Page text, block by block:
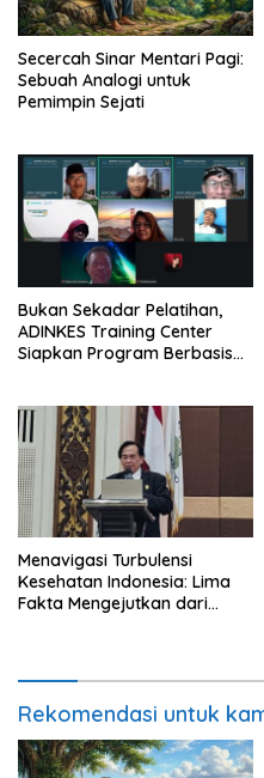
Secercah Sinar Mentari Pagi:
Sebuah Analogi untuk
Pemimpin Sejati
Bukan Sekadar Pelatihan,
ADINKES Training Center
Siapkan Program Berbasis
Menavigasi Turbulensi
Kesehatan Indonesia: Lima
Fakta Mengejutkan dari
Rekomendasi untuk